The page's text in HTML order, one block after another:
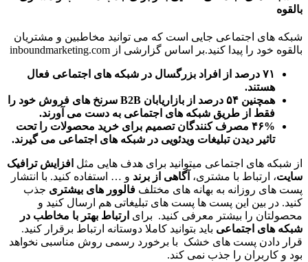
بالقوه
شبکه های اجتماعی جایی است که می توانید مخاطبین و مشتریان
بالقوه خود را پیدا کنید.بر اساس گزارشی از inboundmarketing.com
۷۱ درصد از افراد بزرگسال در شبکه های اجتماعی فعال
هستند.
همچنین ۵۴ درصد از بازاریابان B2B سرنخ های فروش خود را
فقط از طریق شبکه های اجتماعی به دست می آورند.
۴۶% مصرف کنندگان تصمیم برای خرید محصولات را تحت
تاثیر دیدن تبلیغات ویدئویی در شبکه های اجتماعی می گیرند.
از شبکه های اجتماعی میتوانید برای هدف هایی مثل افزایش ترافیک
سایت، ارتباط با مشتری، آگاهی از برند و … استفاده کنید. با انتشار
پست های روزانه به بهانه های مختلف فالوور های بیشتری جذب
کنید. در بین این پست ها پست های تبلیغاتی هم ارسال کنید و
محصولتان را بیشتر معرفی کنید. برای ارتباط بهتر با مخاطب در
شبکه های اجتماعی باید بتوانید کاملا دوستانه ارتباط برقرار کنید.
قرار دادن پست های خشک با برخورد رسمی روش مناسبی نخواهد
بود و کاربران را جذب نمی کند.